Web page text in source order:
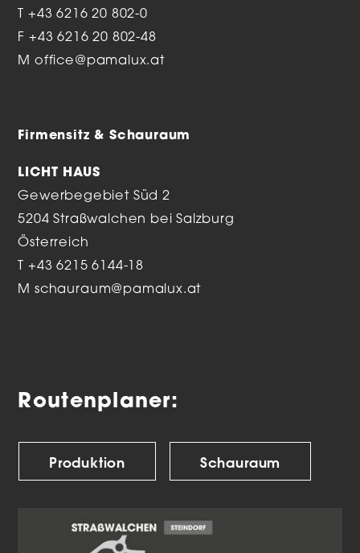
T+43 6216 20 802-0
F +43 6216 20 802-48
Moffice@pamalux.at
Firmensitz & Schauraum
LICHT HAUS
Gewerbegebiet Süd 2
5204 Straßwalchen bei Salzburg
Österreich
T+43 6215 6144-18
Mschauraum@pamalux.at
Routenplaner:
Produktion Schauraum